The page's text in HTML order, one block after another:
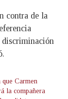
contra de la
discriminación
Carmen
la compañera